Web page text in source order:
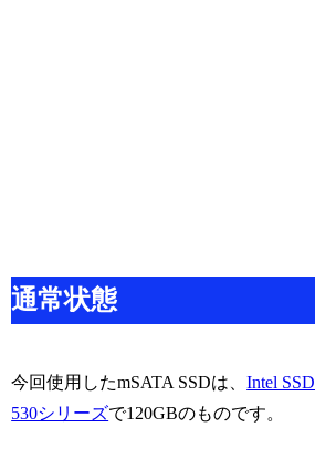
通常状態
今回使用したmSATA SSDは、Intel SSD
530シリーズで120GBのものです。